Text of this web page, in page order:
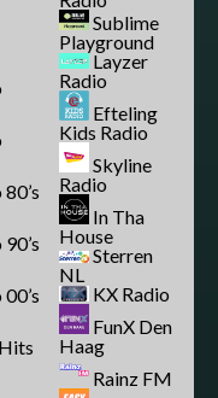
Sublime
Playground
Layzer
Radio
Efteling
Kids Radio
Skyline
Radio
In Tha
House
Sterren
NL
KX Radio
FunX Den
Haag
Rainz FM